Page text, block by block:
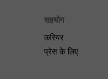
सहयोग
करियर
प्रेस के लिए